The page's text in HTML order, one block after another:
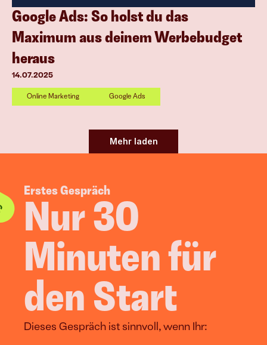
Google Ads: So holst du das
Maximum aus deinem Werbebudget
heraus
14.07.2025
Online Marketing Google Ads
Mehr laden
Erstes Gespräch
Nur 30
Minuten für
den Start
Dieses Gespräch ist sinnvoll, wenn Ihr: